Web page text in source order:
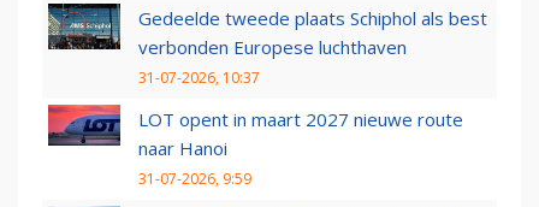
Gedeelde tweede plaats Schiphol als best
verbonden Europese luchthaven
31-07-2026, 10:37
LOT opent in maart 2027 nieuwe route
naar Hanoi
31-07-2026, 9:59